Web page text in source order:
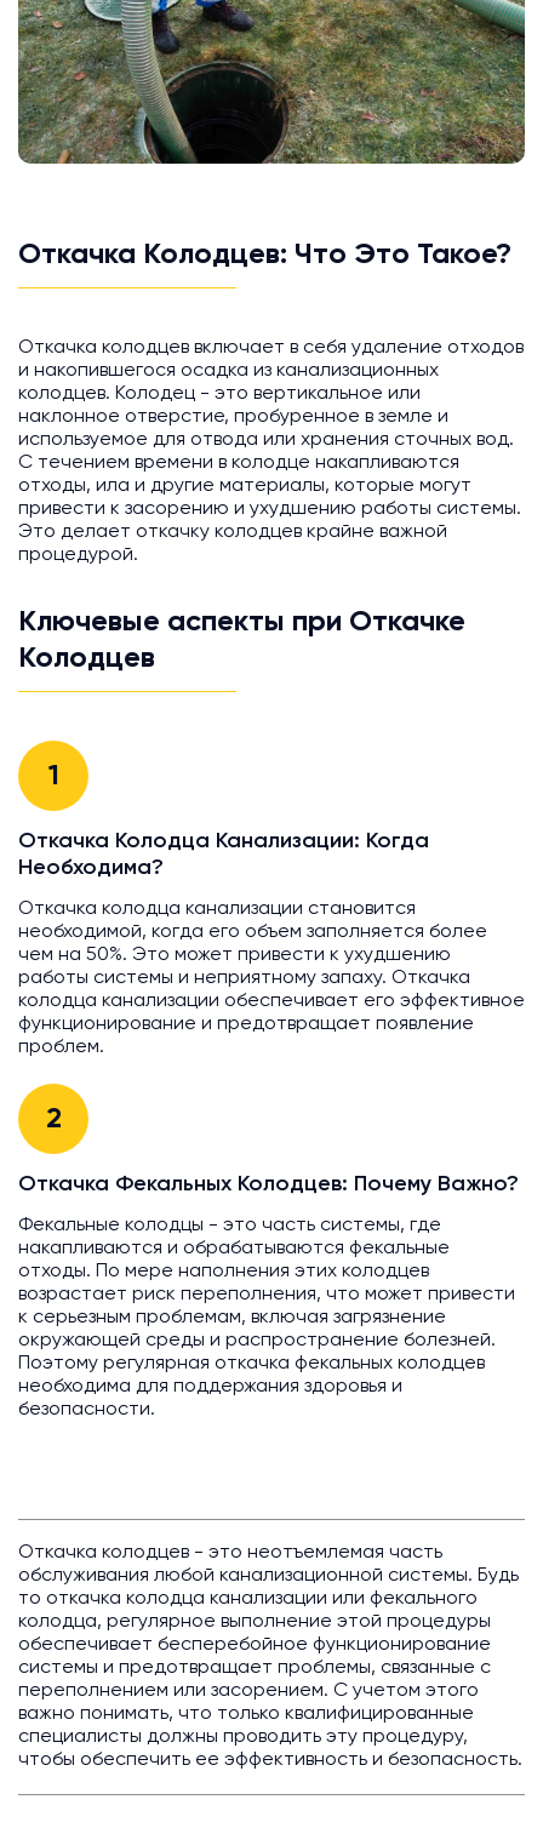
Откачка Колодцев: Что Это Такое?
Откачка колодцев включает в себя удаление отходов
и накопившегося осадка из канализационных
колодцев. Колодец - это вертикальное или
наклонное отверстие, пробуренное в земле и
используемое для отвода или хранения сточных вод.
С течением времени в колодце накапливаются
отходы, ила и другие материалы, которые могут
привести к засорению и ухудшению работы системы.
Это делает откачку колодцев крайне важной
процедурой.
Ключевые аспекты при Откачке
Колодцев
1
Откачка Колодца Канализации: Когда
Необходима?
Откачка колодца канализации становится
необходимой, когда его объем заполняется более
чем на 50%. Это может привести к ухудшению
работы системы и неприятному запаху. Откачка
колодца канализации обеспечивает его эффективное
функционирование и предотвращает появление
проблем.
2
Откачка Фекальных Колодцев: Почему Важно?
Фекальные колодцы - это часть системы, где
накапливаются и обрабатываются фекальные
отходы. По мере наполнения этих колодцев
возрастает риск переполнения, что может привести
к серьезным проблемам, включая загрязнение
окружающей среды и распространение болезней.
Поэтому регулярная откачка фекальных колодцев
необходима для поддержания здоровья и
безопасности.
Откачка колодцев - это неотъемлемая часть
обслуживания любой канализационной системы. Будь
то откачка колодца канализации или фекального
колодца, регулярное выполнение этой процедуры
обеспечивает бесперебойное функционирование
системы и предотвращает проблемы, связанные с
переполнением или засорением. С учетом этого
важно понимать, что только квалифицированные
специалисты должны проводить эту процедуру,
чтобы обеспечить ее эффективность и безопасность.